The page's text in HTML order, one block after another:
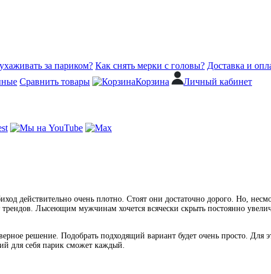
за париком? Как снять мерки с головы? Доставка и
Сравнить товары Корзина Личный кабинет
действительно очень плотно. Стоят они достаточно дорого. Но,
трендов. Лысеющим мужчинам хочется всячески скрыть постоянно
решение. Подобрать подходящий вариант будет очень просто.
для себя парик сможет каждый.